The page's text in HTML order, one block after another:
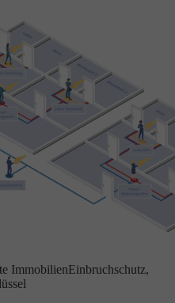
ImmobilienEinbruchschutz,